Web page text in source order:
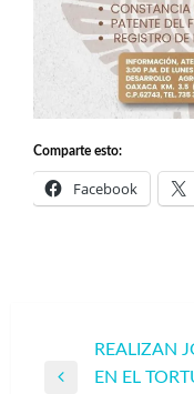
Comparte esto:
Facebook
Navegación
de
REALIZAN
EN EL